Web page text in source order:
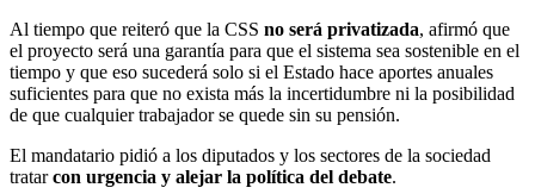
Al tiempo que reiteró que la CSS no será privatizada, afirmó que
el proyecto será una garantía para que el sistema sea sostenible en el
tiempo y que eso sucederá solo si el Estado hace aportes anuales
suficientes para que no exista más la incertidumbre ni la posibilidad
de que cualquier trabajador se quede sin su pensión.
El mandatario pidió a los diputados y los sectores de la sociedad
tratarcon urgencia y alejar la política del debate.